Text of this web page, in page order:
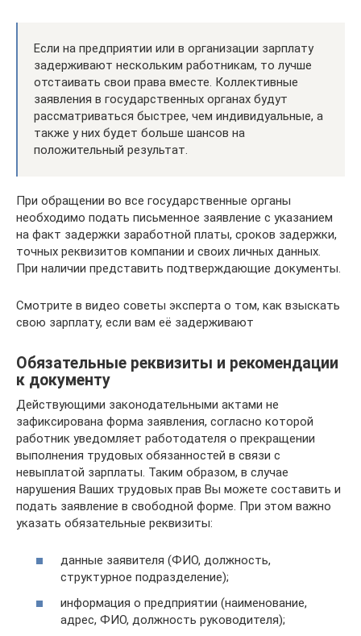
Если на предприятии или в организации зарплату
задерживают нескольким работникам, то лучше
отстаивать свои права вместе. Коллективные
заявления в государственных органах будут
рассматриваться быстрее, чем индивидуальные, а
также у них будет больше шансов на
положительный результат.
При обращении во все государственные органы
необходимо подать письменное заявление с указанием
на факт задержки заработной платы, сроков задержки,
точных реквизитов компании и своих личных данных.
При наличии представить подтверждающие документы.
Смотрите в видео советы эксперта о том, как взыскать
свою зарплату, если вам её задерживают
Обязательные реквизиты и рекомендации
к документу
Действующими законодательными актами не
зафиксирована форма заявления, согласно которой
работник уведомляет работодателя о прекращении
выполнения трудовых обязанностей в связи с
невыплатой зарплаты. Таким образом, в случае
нарушения Ваших трудовых прав Вы можете составить и
подать заявление в свободной форме. При этом важно
указать обязательные реквизиты:
данные заявителя (ФИО, должность,
структурное подразделение);
информация о предприятии (наименование,
адрес, ФИО, должность руководителя);